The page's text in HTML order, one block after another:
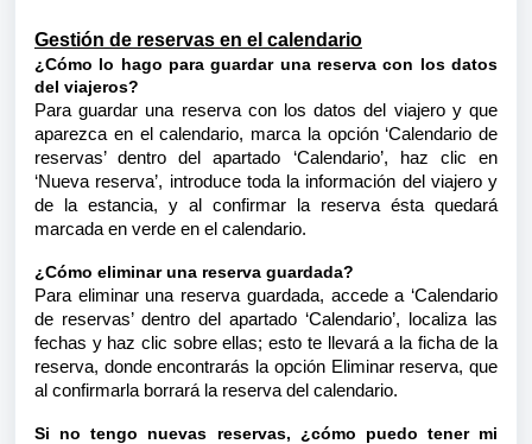
Gestión de reservas en el calendario
¿Cómo lo hago para guardar una reserva con los datos
del viajeros?
Para guardar una reserva con los datos del viajero y que
aparezca en el calendario, marca la opción ‘Calendario de
reservas’ dentro del apartado ‘Calendario’, haz clic en
‘Nueva reserva’, introduce toda la información del viajero y
de la estancia, y al confirmar la reserva ésta quedará
marcada en verde en el calendario.
¿Cómo eliminar una reserva guardada?
Para eliminar una reserva guardada, accede a ‘Calendario
de reservas’ dentro del apartado ‘Calendario’, localiza las
fechas y haz clic sobre ellas; esto te llevará a la ficha de la
reserva, donde encontrarás la opción Eliminar reserva, que
al confirmarla borrará la reserva del calendario.
Si no tengo nuevas reservas, ¿cómo puedo tener mi